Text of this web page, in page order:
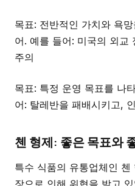
목표: 전반적인 가치와 욕
어. 예를 들어: 미국의 외교
주의
목표: 특정 운영 목표를 나
어: 탈레반을 패배시키고,
첸 형제: 좋은 목표와
특수 식품의 유통업체인
장으로 인해 위협을 받고